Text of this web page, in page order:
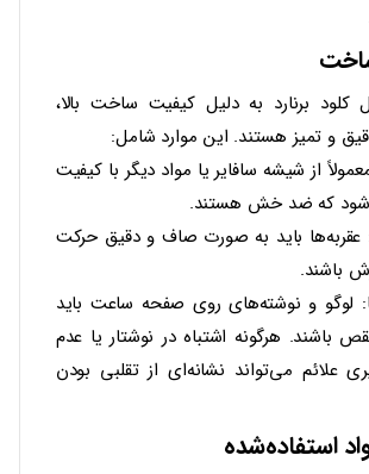
برنارد به دلیل کیفیت ساخت بالا،
و تمیز هستند. این موارد شامل:
از شیشه سافایر یا مواد دیگر با کیفیت
که ضد خش هستند.
عقربه‌ها باید به صورت صاف و دقیق حرکت
باشند.
: لوگو و نوشته‌های روی صفحه ساعت باید
باشند. هرگونه اشتباه در نوشتار یا عدم
علائم می‌تواند نشانه‌ای از تقلبی بودن
استفاده‌شده